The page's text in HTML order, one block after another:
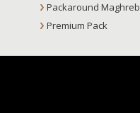
Packaround Maghreb
Premium Pack